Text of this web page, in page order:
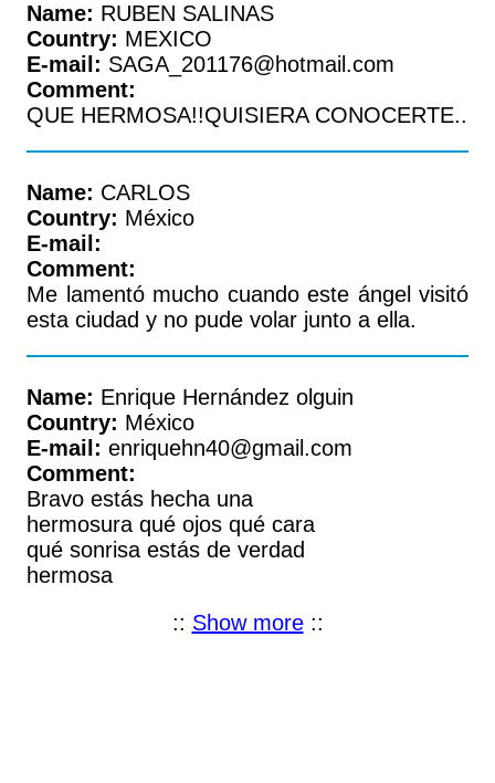
Name: RUBEN SALINAS
Country: MEXICO
E-mail: SAGA_201176@hotmail.com
Comment:
QUE HERMOSA!!QUISIERA CONOCERTE..
Name: CARLOS
Country: México
E-mail:
Comment:
Me lamentó mucho cuando este ángel visitó
esta ciudad y no pude volar junto a ella.
Name: Enrique Hernández olguin
Country: México
E-mail: enriquehn40@gmail.com
Comment:
Bravo estás hecha una
hermosura qué ojos qué cara
qué sonrisa estás de verdad
hermosa
:: Show more::